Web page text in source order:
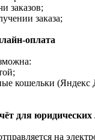
заказов;
заказа;
оплата
кошельки
для юридических
на